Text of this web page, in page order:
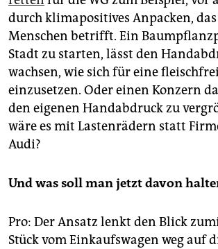
durch klimapositives Anpacken,
Menschen betrifft. Ein
Stadt zu starten, lässt den
wachsen, wie sich für eine
einzusetzen. Oder einen Konzern
den eigenen Handabdruck zu
wäre es mit Lastenrädern statt
Audi?
Und was soll man jetzt davon
Pro: Der Ansatz lenkt den Blick
Stück vom Einkaufswagen weg auf